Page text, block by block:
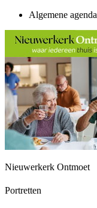
Algemene agenda
Nieuwerkerk Ontmoet
Portretten